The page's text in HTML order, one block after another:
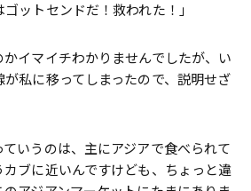
ゴットセンドだ！救われた！」
イマイチわかりませんでしたが、い
が私に移ってしまったので、説明せざ
ていうのは、主にアジアで食べられて
カブに近いんですけども、ちょっと違